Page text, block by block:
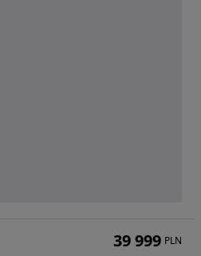
39 999 PLN